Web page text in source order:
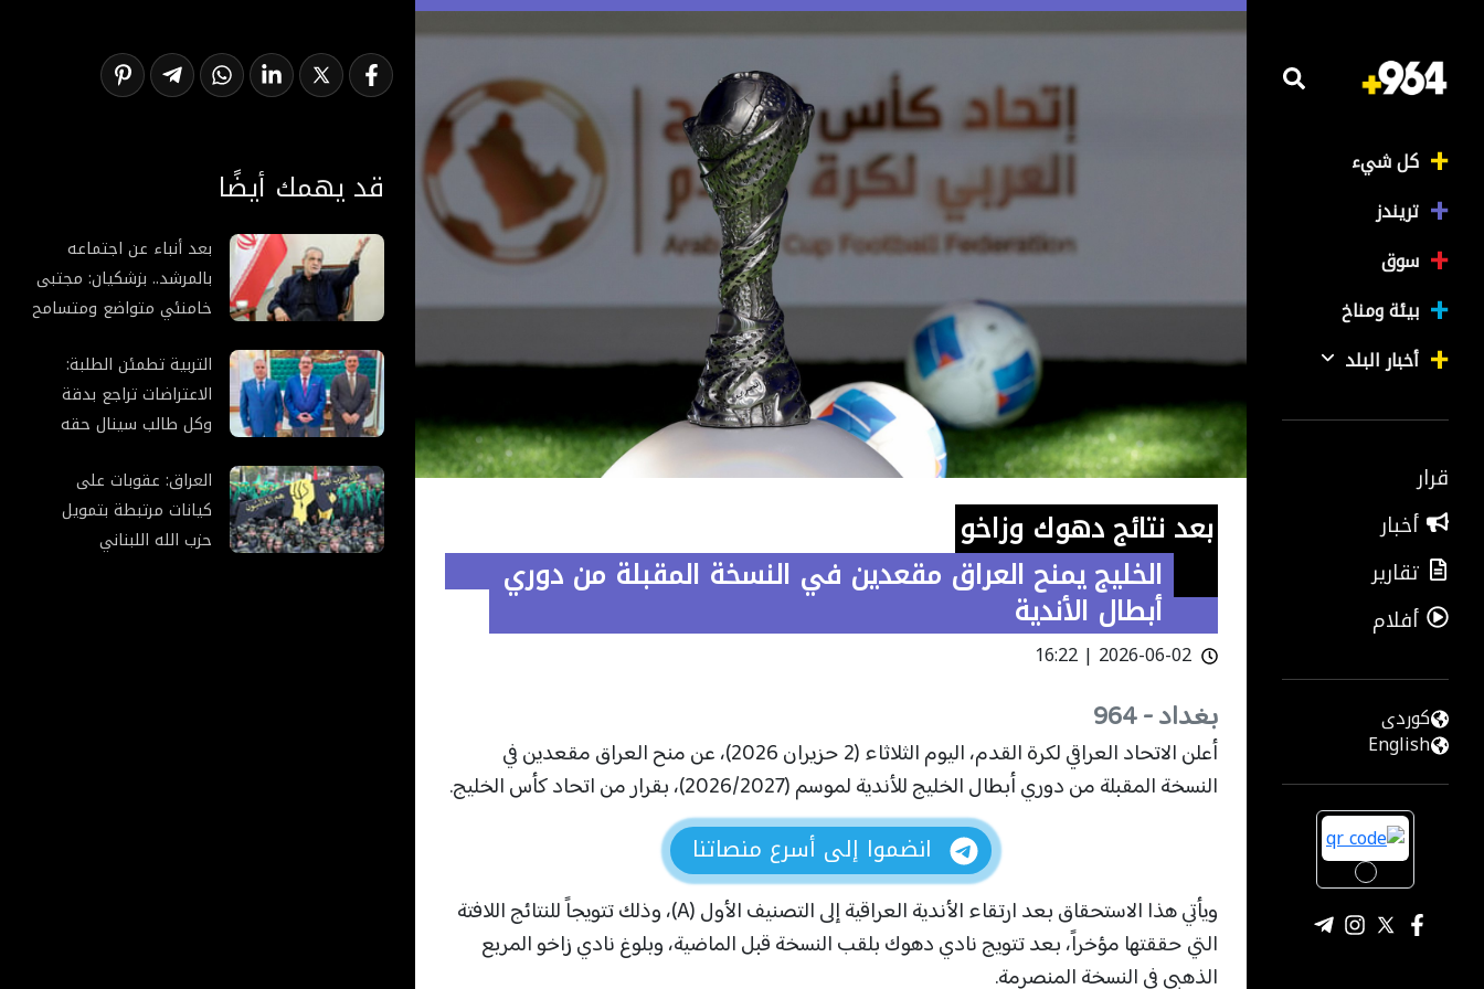
كل شيء
تريندز
سوق
بيئة ومناخ
أخبار البلد
قرار
أخبار
تقارير
أفلام
كوردى
English
بعد نتائج دهوك وزاخو
الخليج يمنح العراق مقعدين في النسخة المقبلة من دوري
أبطال الأندية
2026-06-02 | 16:22
بغداد - 964
أعلن الاتحاد العراقي لكرة القدم، اليوم الثلاثاء (2 حزيران 2026)، عن منح العراق مقعدين في
النسخة المقبلة من دوري أبطال الخليج للأندية لموسم (2026/2027)، بقرار من اتحاد كأس الخليج.
انضموا إلى أسرع منصاتنا
ويأتي هذا الاستحقاق بعد ارتقاء الأندية العراقية إلى التصنيف الأول (A)، وذلك تتويجاً للنتائج اللافتة
التي حققتها مؤخراً، بعد تتويج نادي دهوك بلقب النسخة قبل الماضية، وبلوغ نادي زاخو المربع
الذهبي في النسخة المنصرمة.
قد يهمك أيضًا
بعد أنباء عن اجتماعه
بالمرشد.. بزشكيان: مجتبى
خامنئي متواضع ومتسامح
التربية تطمئن الطلبة:
الاعتراضات تراجع بدقة
وكل طالب سينال حقه
العراق: عقوبات على
كيانات مرتبطة بتمويل
حزب الله اللبناني